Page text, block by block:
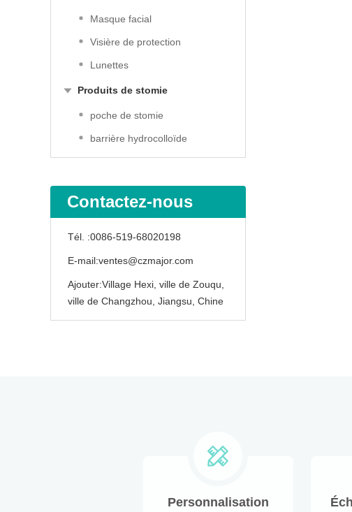
Masque facial
Visière de protection
Lunettes
Produits de stomie
poche de stomie
barrière hydrocolloïde
Contactez-nous
Tél. :0086-519-68020198
E-mail:ventes@czmajor.com
Ajouter:Village Hexi, ville de Zouqu,
ville de Changzhou, Jiangsu, Chine
Personnalisation